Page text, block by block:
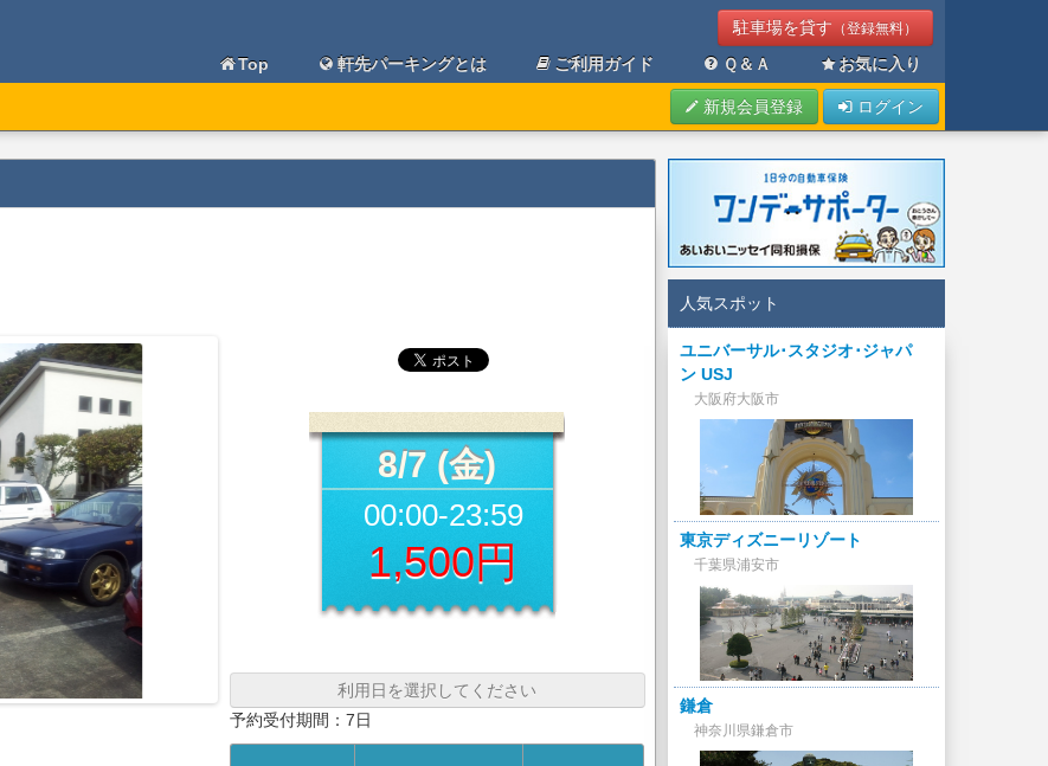
駐車場を貸す （登録無料）
Top 軒先パーキングとは ご利用ガイド Ｑ＆Ａ お気に入り
新規会員登録 ログイン
8/7 (金)
00:00-23:59
1,500円
利用日を選択してください
予約受付期間：7日
人気スポット
ユニバーサル･スタジオ･ジャパ
ン USJ
大阪府大阪市
東京ディズニーリゾート
千葉県浦安市
鎌倉
神奈川県鎌倉市